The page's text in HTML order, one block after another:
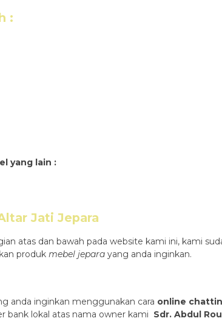
:
yang lain :
Jati Jepara
atas dan bawah pada website kami ini, kami
produk mebel jepara yang anda inginkan.
anda inginkan menggunakan cara online
bank lokal atas nama owner kami Sdr. Abdul